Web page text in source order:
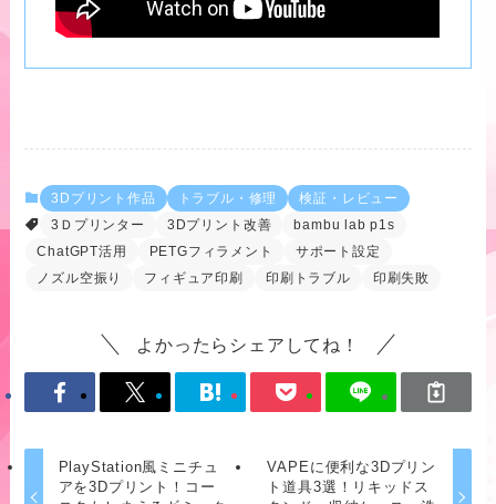
3Dプリント作品 トラブル・修理
検証・レビュー
3Ｄプリンター
3Dプリント改善
bambu lab p1s
ChatGPT活用
PETGフィラメント
サポート設定
ノズル空振り
フィギュア印刷 印刷トラブル 印刷失敗
よかったらシェアしてね！
PlayStation風ミニチュ
アを3Dプリント！コー
VAPEに便利な3Dプリン
ト道具3選！リキッドス